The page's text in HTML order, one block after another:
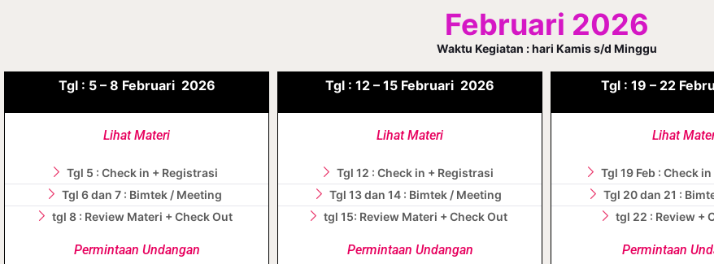
Februari 2026
Waktu Kegiatan : hari Kamis s/d Minggu
Tgl : 5 – 8 Februari 2026
Lihat Materi
Tgl 5 : Check in + Registrasi
Tgl 6 dan 7 : Bimtek / Meeting
tgl 8 : Review Materi + Check Out
Permintaan Undangan
Tgl : 12 – 15 Februari 2026
Lihat Materi
Tgl 12 : Check in + Registrasi
Tgl 13 dan 14 : Bimtek / Meeting
tgl 15: Review Materi + Check Out
Permintaan Undangan
Tgl : 19 – 22
Lihat
Tgl 19 Feb : Check
Tgl 20 dan 21 :
tgl 22 : Review +
Permintaan